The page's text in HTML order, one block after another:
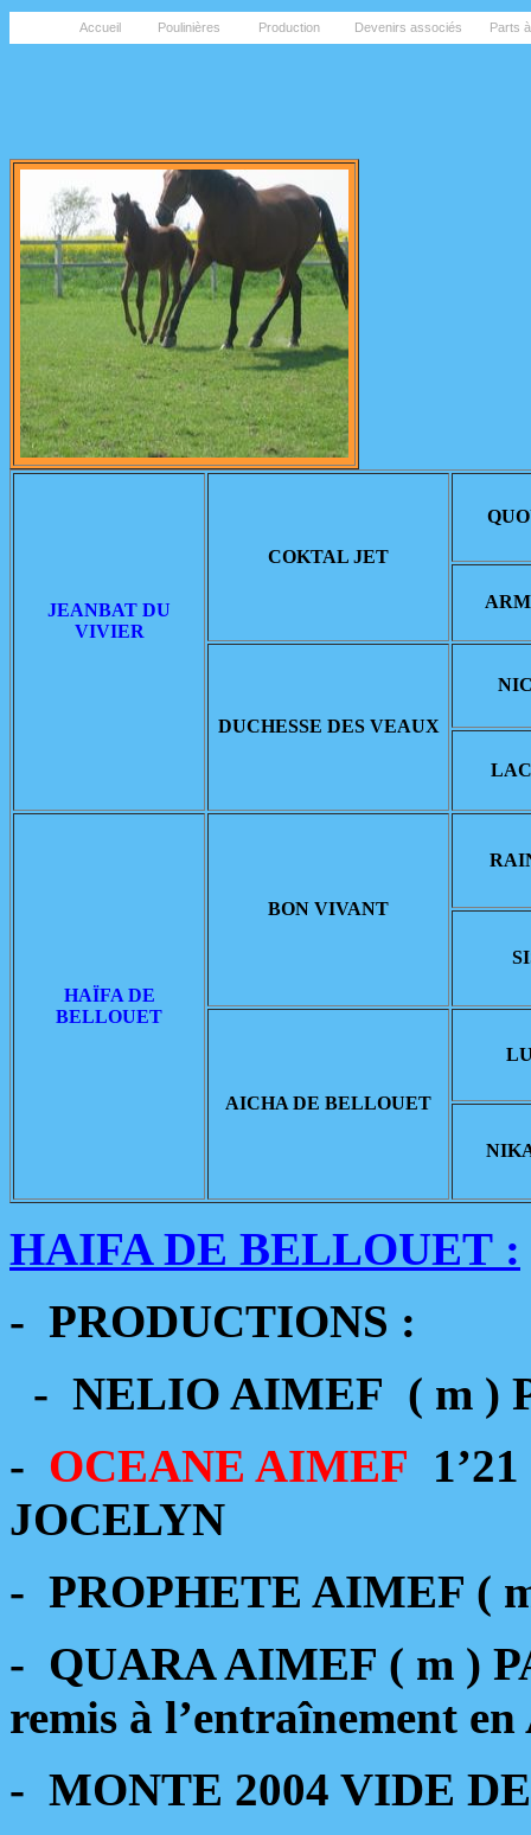
Accueil Poulinières Production Devenirs associés Parts
JEANBAT DU
VIVIER
COKTAL JET
DUCHESSE DES VEAUX
HAÏFA DE
BELLOUET
BON VIVANT
AICHA DE BELLOUET
HAIFA DE BELLOUET :
- PRODUCTIONS :
- NELIO AIMEF ( m )
- OCEANE AIMEF
JOCELYN
- PROPHETE AIMEF (
- QUARA AIMEF ( m )
remis à l’entraînement
- MONTE 2004 VIDE